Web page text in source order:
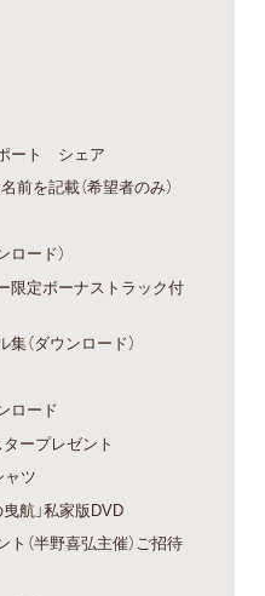
ート シェア
を記載（希望者のみ）
ード）
定ボーナストラック付
（ダウンロード）
ロード
ープレゼント
ツ
航」私家版DVD
（半野喜弘主催）ご招待